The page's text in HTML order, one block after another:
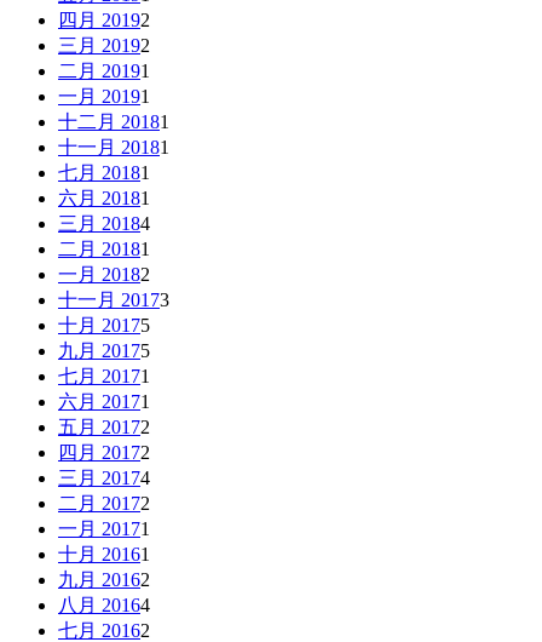
四月 20192
三月 20192
二月 20191
一月 20191
十二月 20181
十一月 20181
七月 20181
六月 20181
三月 20184
二月 20181
一月 20182
十一月 20173
十月 20175
九月 20175
七月 20171
六月 20171
五月 20172
四月 20172
三月 20174
二月 20172
一月 20171
十月 20161
九月 20162
八月 20164
七月 20162